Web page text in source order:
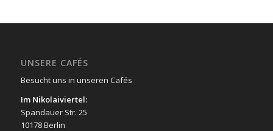
UNSERE CAFÉS
Besucht uns in unseren Cafés
Im Nikolaiviertel:
Spandauer Str. 25
10178 Berlin